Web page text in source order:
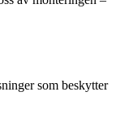
som beskytter